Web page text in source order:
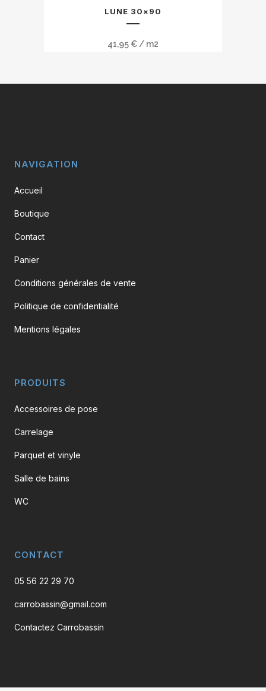
peuvent
page
LUNE 30×90
41,95 € / m2
NAVIGATION
Accueil
Boutique
Contact
Panier
Conditions générales de vente
Politique de confidentialité
Mentions légales
PRODUITS
Accessoires de pose
Carrelage
Parquet et vinyle
Salle de bains
WC
CONTACT
05 56 22 29 70
carrobassin@gmail.com
Contactez Carrobassin